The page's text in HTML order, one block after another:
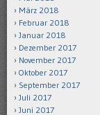
März 2018
Februar 2018
Januar 2018
Dezember 2017
November 2017
Oktober 2017
September 2017
Juli 2017
Juni 2017